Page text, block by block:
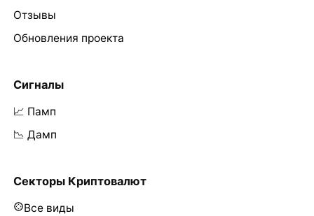
Отзывы
Обновления проекта
Сигналы
📈 Памп
📉 Дамп
Секторы Криптовалют
Все виды